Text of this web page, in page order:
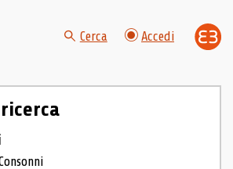
Cerca Accedi